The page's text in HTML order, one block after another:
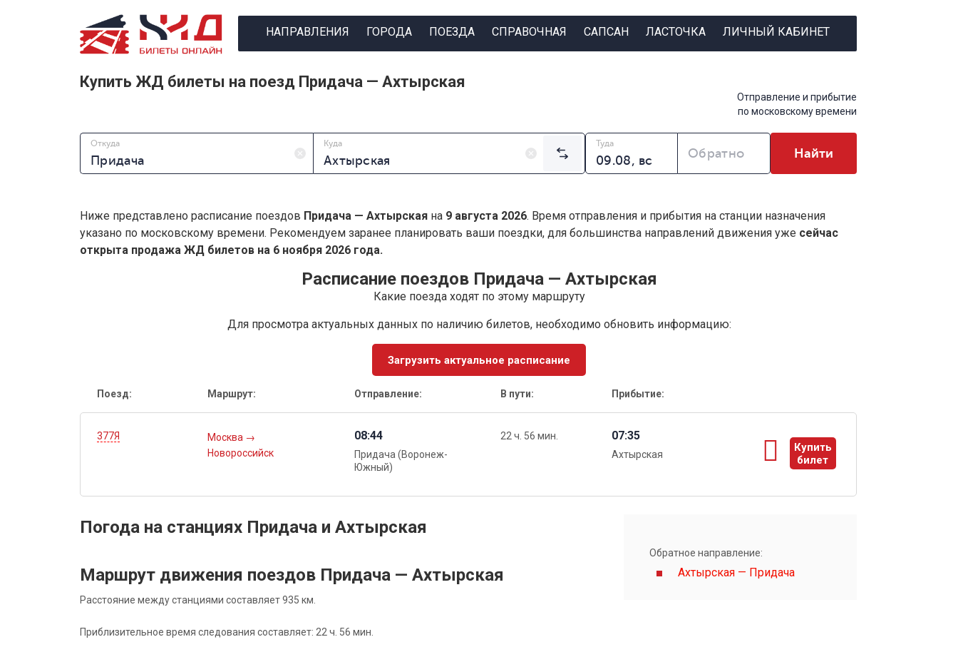
НАПРАВЛЕНИЯ ГОРОДА ПОЕЗДА СПРАВОЧНАЯ САПСАН ЛАСТОЧКА ЛИЧНЫЙ КАБИНЕТ
Купить ЖД билеты на поезд Придача — Ахтырская
Отправление и прибытие
по московскому времени
Откуда Куда Туда
Обратно Найти
Ниже представлено расписание поездов Придача — Ахтырская на 9 августа 2026. Время отправления и прибытия на станции назначения
указано по московскому времени. Рекомендуем заранее планировать ваши поездки, для большинства направлений движения уже сейчас
открыта продажа ЖД билетов на 6 ноября 2026 года.
Расписание поездов Придача — Ахтырская
Какие поезда ходят по этому маршруту
Для просмотра актуальных данных по наличию билетов, необходимо обновить информацию:
Загрузить актуальное расписание
Поезд: Маршрут: Отправление: В пути: Прибытие:
377Я Москва →
Новороссийск
08:44
Придача (Воронеж-
Южный)
22 ч. 56 мин. 07:35
Ахтырская
Купить
билет
ы
Погода на станциях Придача и Ахтырская
Маршрут движения поездов Придача — Ахтырская
Расстояние между станциями составляет 935 км.
Приблизительное время следования составляет: 22 ч. 56 мин.
Обратное направление:
Ахтырская — Придача